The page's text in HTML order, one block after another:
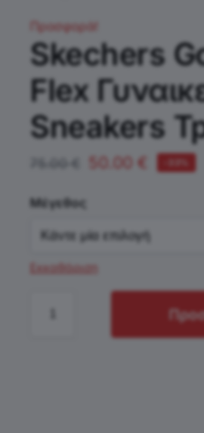
Προσφορά!
Skechers
Flex
Sneakers
€ 50.00€
Μέγεθος
Εκκαθάριση